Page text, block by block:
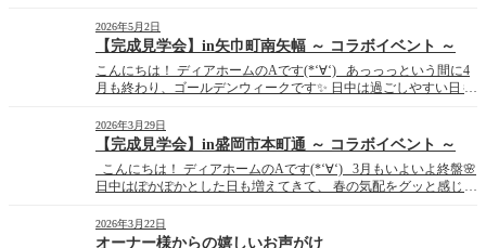
も上がり、家計への負担を実感している方も多いのではないでし
ょうか･･･(´ […]
2026年5月2日
【完成見学会】in矢巾町南矢幅 ～ コラボイベント ～
こんにちは！ ディアホームのAです(*‘∀‘) あっっっという間に4
月も終わり、ゴールデンウィークです✨ 日中は過ごしやすい日も
も多いのではないでしょうか♬？ グループ会社のジョイホームで
は、ゴールデンウィーク中に 完成見学会を開催 […]
2026年3月29日
【完成見学会】in盛岡市本町通 ～ コラボイベント ～
こんにちは！ ディアホームのAです(*‘∀‘) 3月もいよいよ終盤🌸
日中はぽかぽかとした日も増えてきて、 春の気配をグッと感じる
症の症状に襲われています🤧💦 一度くし […]
2026年3月22日
オーナー様からの嬉しいお声がけ